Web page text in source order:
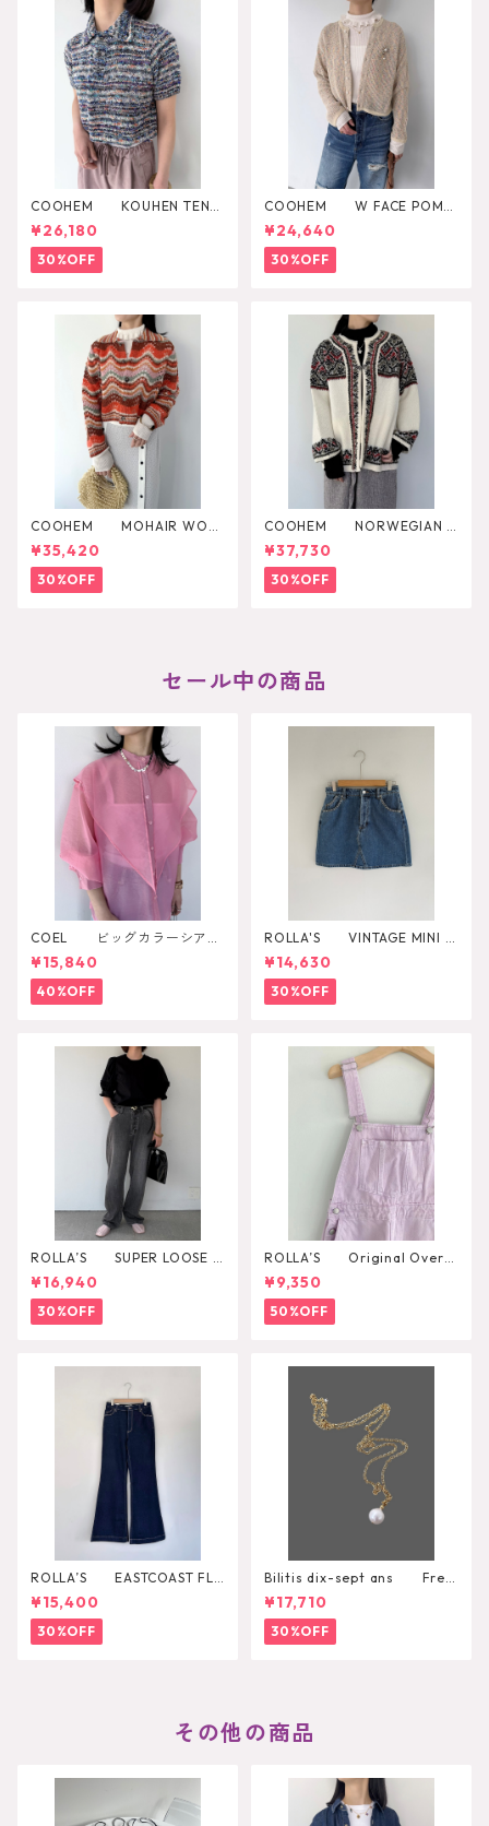
COOHEM KOUHEN TENJI
KU KNIT PULLOVER
¥26,180
30%OFF
COOHEM W FACE POMP
ON KNIT CARDIGAN
¥24,640
30%OFF
COOHEM MOHAIR WOO
L MULTI BORDER KNIT
¥35,420
30%OFF
COOHEM NORWEGIAN K
NIT CARDIGAN
¥37,730
30%OFF
セール中の商品
COEL ビッグカラーシアー
シャツ
¥15,840
40%OFF
ROLLA'S VINTAGE MINI D
AZZLER
¥14,630
30%OFF
ROLLA’S SUPER LOOSE B
LACK STONE
¥16,940
30%OFF
ROLLA’S Original Overal
l¥9,350
50%OFF
ROLLA’S EASTCOAST FLA
RE AVA
¥15,400
30%OFF
Bilitis dix-sept ans Fres
h Pearl Pendant
¥17,710
30%OFF
その他の商品